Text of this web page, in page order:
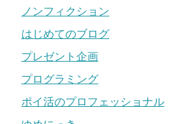
ノンフィクション
はじめてのブログ
プレゼント企画
プログラミング
ポイ活のプロフェッショナル